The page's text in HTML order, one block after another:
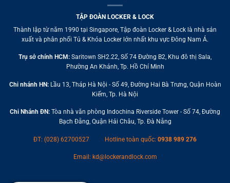
TẬP ĐOÀN LOCKER & LOCK
Thành lập từ năm 1990 tại Singapore, Tập đoàn Locker & Lock là nhà sản
xuất và phân phối Tủ & Khóa Locker lớn nhất khu vực Đông Nam Á.
Trụ sở chính HCM: Saritown SH2.22, Số 74 Đường B2, Khu đô thị Sala,
Phường An Khánh, Tp. Hồ Chí Minh
Chi nhánh HN:Lầu 13, Tháp Hà Nội - Số 49, Đường Hai Bà Trưng, Quận Hoàn
Kiếm, Tp. Hà Nội
Chi Nhánh ĐN: Tòa nhà văn phòng Indochina Riverside Tower - Số 74, Đường
Bạch Đằng, Quận Hải Châu, Tp. Đà Nẵng
ĐT: (028) 62700527 Hotline toàn quốc: 0938 989 276
Email: kd@lockerandlock.com